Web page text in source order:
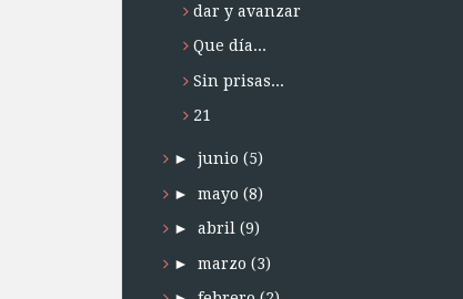
dar y avanzar
Que día...
Sin prisas...
21
► junio (5)
► mayo (8)
► abril (9)
► marzo (3)